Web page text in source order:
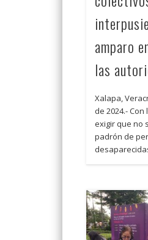
amparo
las
Xalapa,
de 2024.-
exigir que no
padrón de